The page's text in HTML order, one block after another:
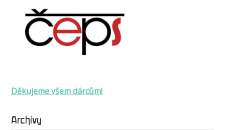
Děkujeme všem dárcům!
Archivy